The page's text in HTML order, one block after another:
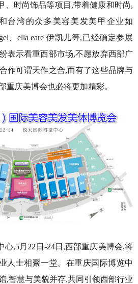
、时尚饰品等项目,带着健康和时尚,
台湾的众多美容美发美甲企业如
、ella eare 伊凯儿等,已经确定参展
表示看重西部市场,不愿放弃西部广
作可谓天作之合,而有了这些品牌与
重庆美博会也必将更加精彩。
心,5月22日-24日,西部重庆美博会,将
人士相聚一堂。在重庆国际博览中
,智慧与美貌并存,共同引领西部行业